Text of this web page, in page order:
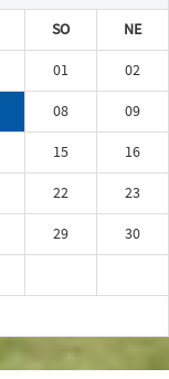
SO
NE
01
02
08
09
15
16
22
23
29
30